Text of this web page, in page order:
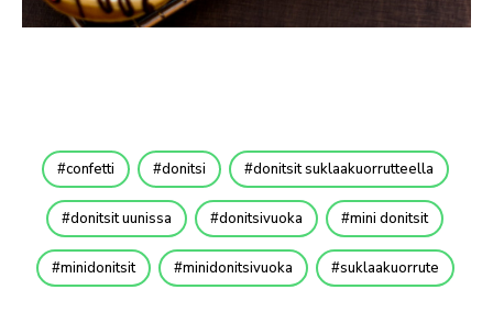
confetti donitsi donitsit suklaakuorrutteella
donitsit uunissa donitsivuoka mini donitsit
minidonitsit minidonitsivuoka suklaakuorrute